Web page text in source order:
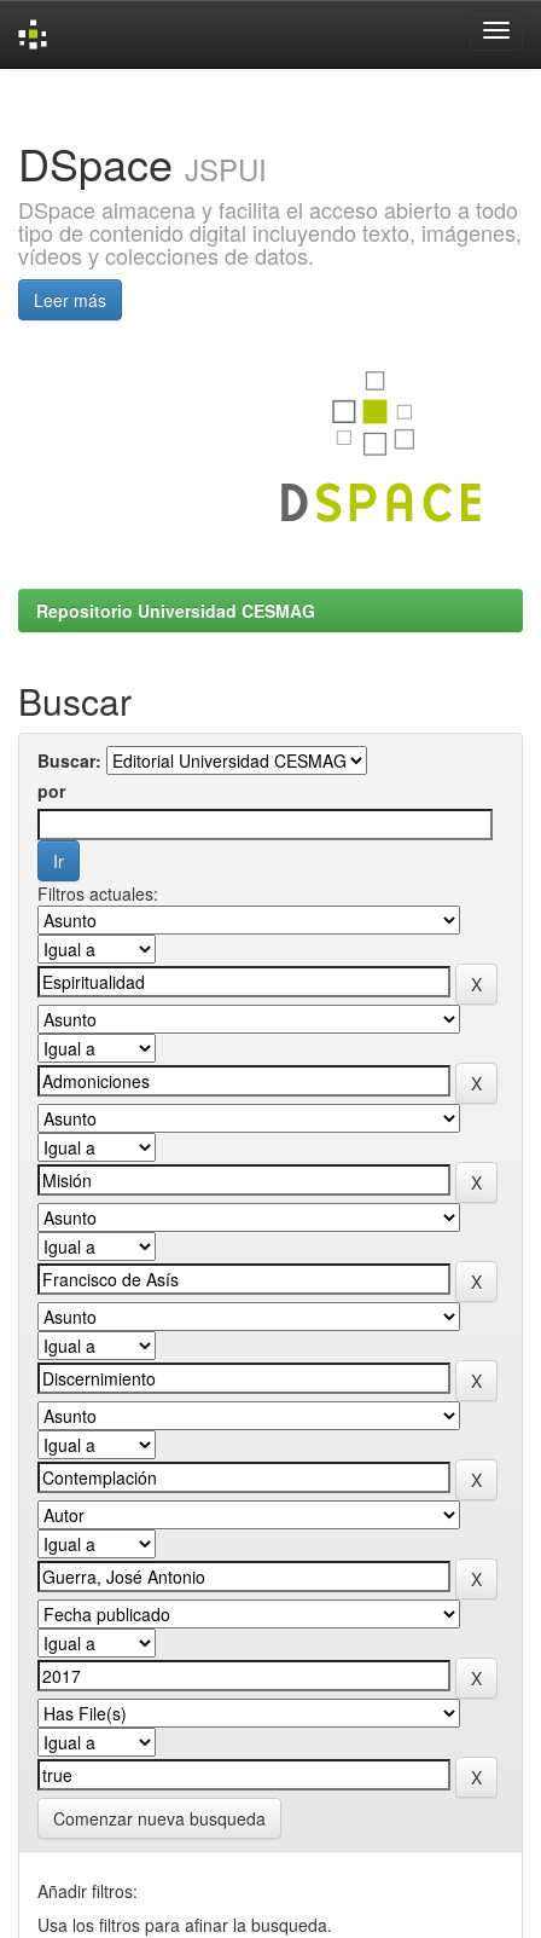
DSpace JSPUI
DSpace almacena y facilita el acceso abierto a todo
tipo de contenido digital incluyendo texto, imágenes,
vídeos y colecciones de datos.
Leer más
Repositorio Universidad CESMAG
Buscar
Buscar:
por
Filtros actuales:
Comenzar nueva busqueda
Añadir filtros:
Usa los filtros para afinar la busqueda.